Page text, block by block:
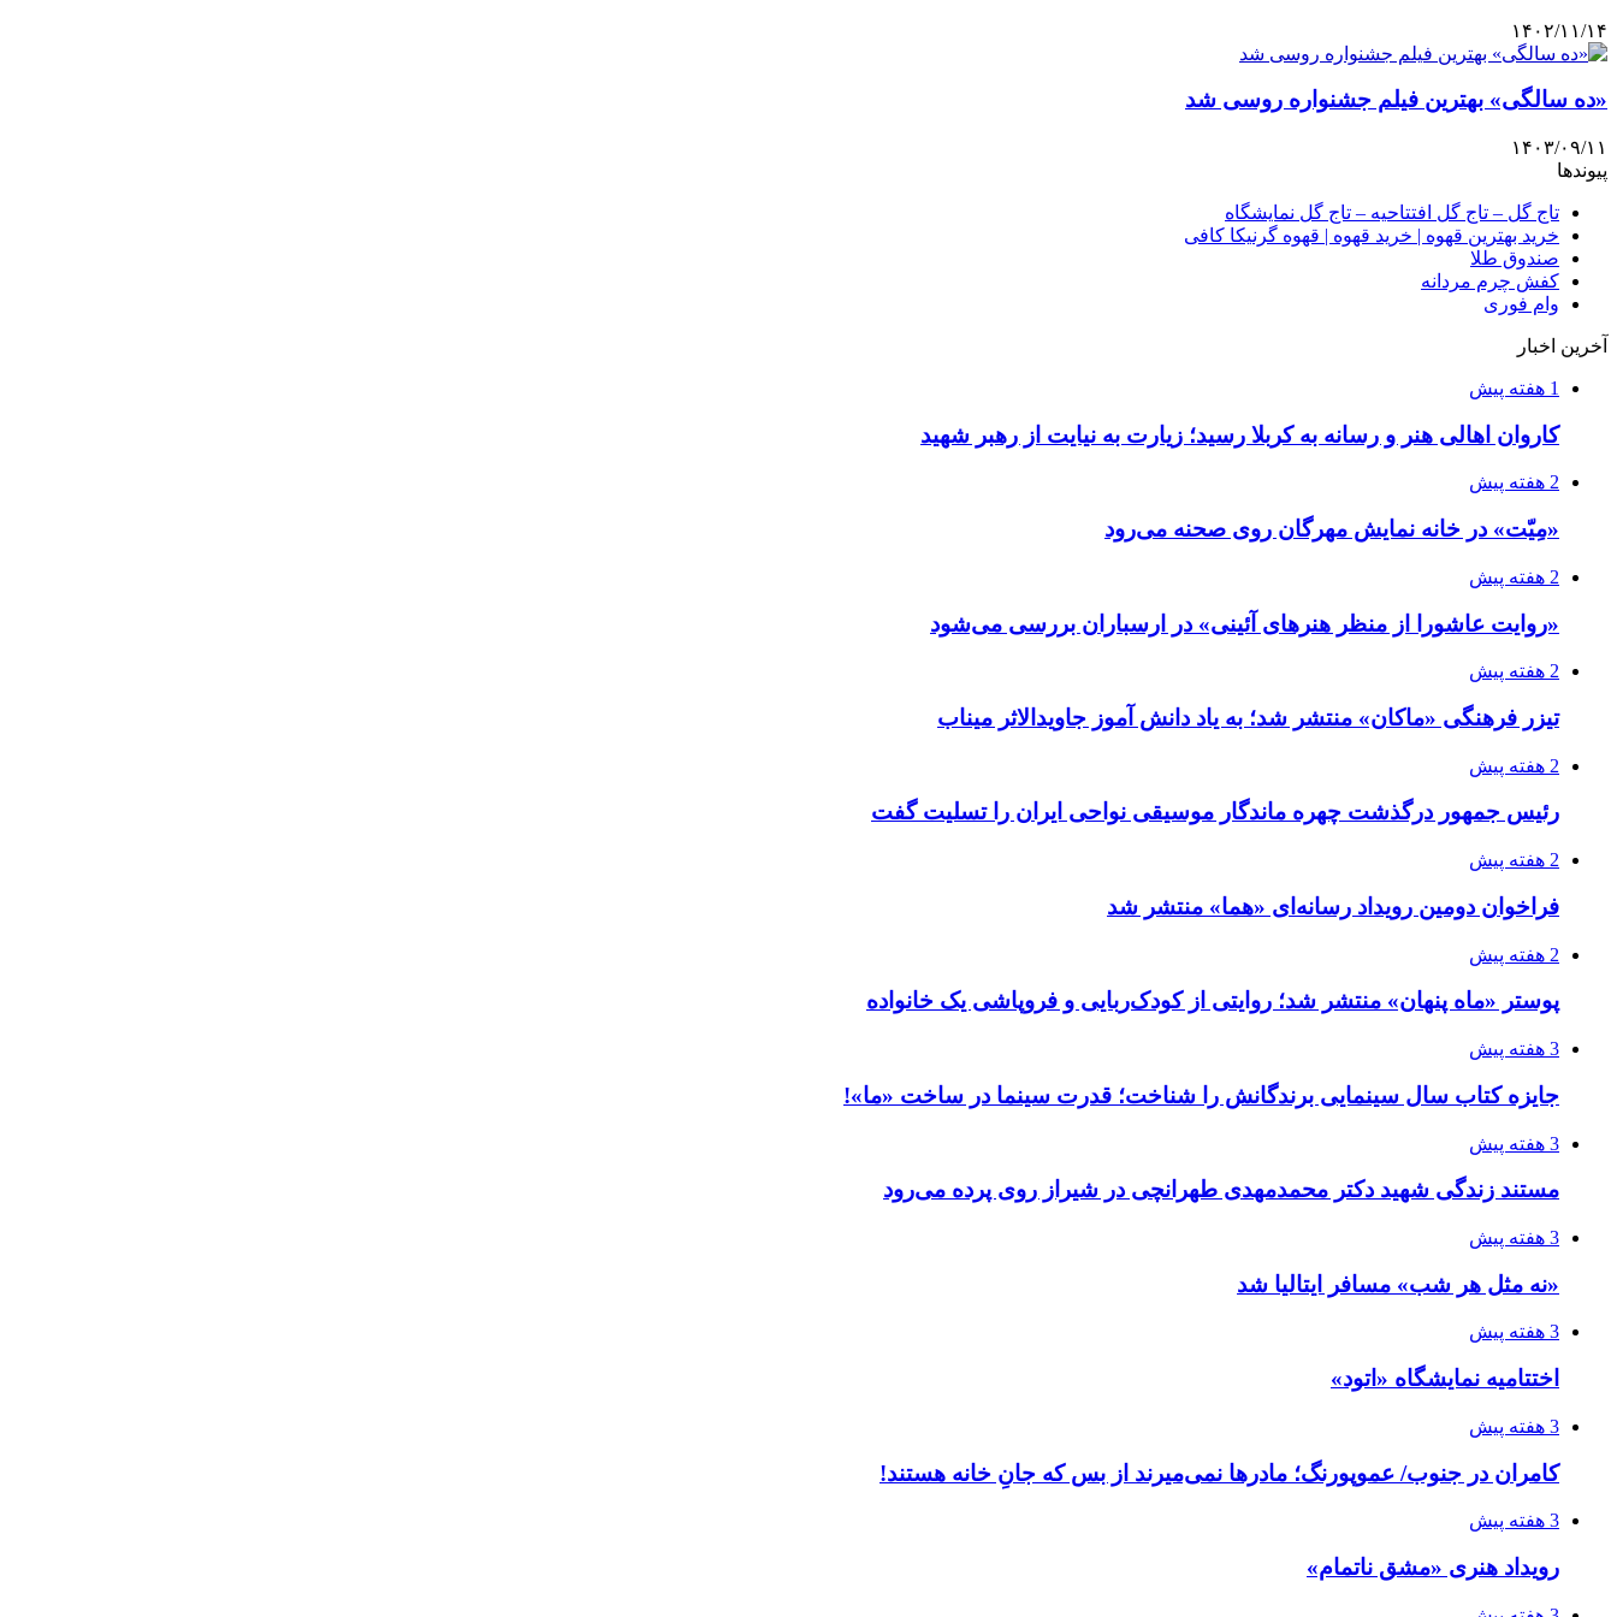
۱۴۰۲/۱۱/۱۴
«ده سالگی» بهترین فیلم جشنواره روسی شد
۱۴۰۳/۰۹/۱۱
پیوندها
تاج گل – تاج گل افتتاحیه – تاج گل نمایشگاه
خرید بهترین قهوه | خرید قهوه | قهوه گرنیکا کافی
صندوق طلا
کفش چرم مردانه
وام فوری
آخرین اخبار
1 هفته پیش
کاروان اهالی هنر و رسانه به کربلا رسید؛ زیارت به نیایت از رهبر شهید
2 هفته پیش
«مِیّت» در خانه نمایش مهرگان روی صحنه می‌رود
2 هفته پیش
«روایت عاشورا از منظر هنرهای آئینی» در ارسباران بررسی می‌شود
2 هفته پیش
تیزر فرهنگی «ماکان» منتشر شد؛ به یاد دانش آموز جاویدالاثر میناب
2 هفته پیش
رئیس جمهور درگذشت چهره ماندگار موسیقی نواحی ایران را تسلیت گفت
2 هفته پیش
فراخوان دومین رویداد رسانه‌ای «هما» منتشر شد
2 هفته پیش
پوستر «ماه پنهان» منتشر شد؛ روایتی از کودک‌ربایی و فروپاشی یک خانواده
3 هفته پیش
جایزه کتاب سال سینمایی برندگانش را شناخت؛ قدرت سینما در ساخت «ما»!
3 هفته پیش
مستند زندگی شهید دکتر محمدمهدی طهرانچی در شیراز روی پرده می‌رود
3 هفته پیش
«نه مثل هر شب» مسافر ایتالیا شد
3 هفته پیش
اختتامیه نمایشگاه «اتود»
3 هفته پیش
کامران در جنوب/ عموپورنگ؛ مادرها نمی‌میرند از بس که جانِ خانه هستند!
3 هفته پیش
رویداد هنری «مشق ناتمام»